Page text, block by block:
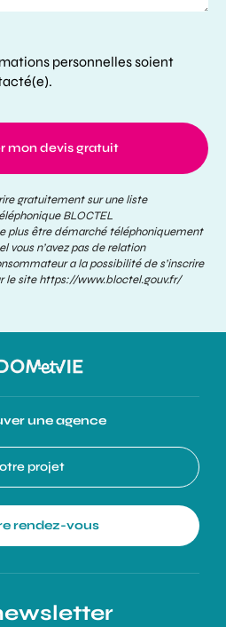
personnelles soient
mon devis gratuit
gratuitement sur une liste
BLOCTEL
plus être démarché téléphoniquement
vous n’avez pas de relation
a la possibilité de s’inscrire
le sitehttps://www.bloctel.gouv.fr/
une agence
projet
rendez-vous